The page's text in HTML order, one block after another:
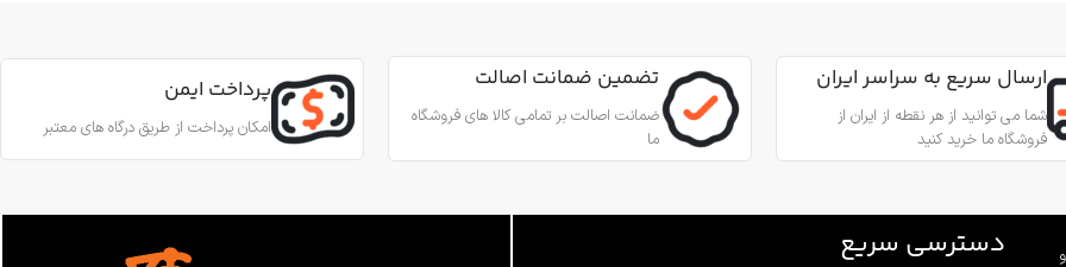
افقی و
فولاد ضد زنگ
بادامک درونی
آلیاژ آلومینیوم و فولاد ضد زنگ 316
قطر طناب
مناسب برای کارهای عمودی، افقی و
جنس آلومینیوم
قطر طناب
وزن
استاندارد EN567
ارسال سریع به سراسر ایران
شما می توانید از هر نقطه از ایران از
فروشگاه ما خرید کنید
تضمین ضمانت اصالت
ضمانت اصالت بر تمامی کالا های فروشگاه
ما
پرداخت ایمن
امکان پرداخت از طریق درگاه های معتبر
دسترسی سریع